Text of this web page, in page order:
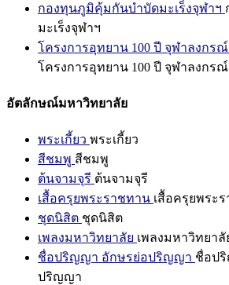
กองทุนภูมิคุ้มกันบำบัดมะเร็งจุฬาฯ
มะเร็งจุฬาฯ
โครงการอุทยาน 100 ปี จุฬาลงกร
โครงการอุทยาน 100 ปี จุฬาลงกร
อัตลักษณ์มหาวิทยาลัย
พระเกี้ยว พระเกี้ยว
สีชมพู สีชมพู
ต้นจามจุรี ต้นจามจุรี
เสื้อครุยพระราชทาน เสื้อครุยพระ
ชุดนิสิต ชุดนิสิต
เพลงมหาวิทยาลัย เพลงมหาวิทยาลั
ชื่อปริญญา อักษรย่อปริญญา ชื่อป
ปริญญา